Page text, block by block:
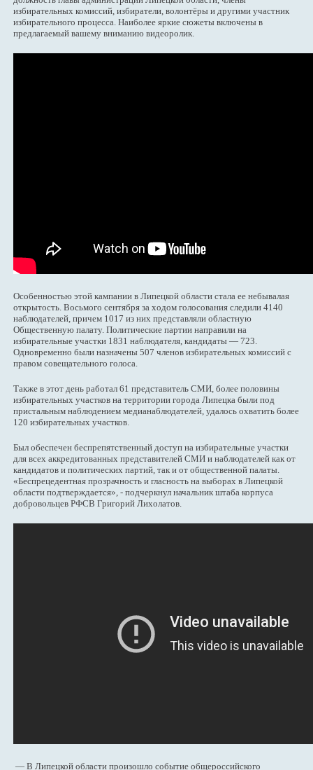
избирательных комиссий, избиратели, волонтёры и другими участник
избирательного процесса. Наиболее яркие сюжеты включены в
предлагаемый вашему вниманию видеоролик.
Особенностью этой кампании в Липецкой области стала ее небывалая
открытость. Восьмого сентября за ходом голосования следили 4140
наблюдателей, причем 1017 из них представляли областную
Общественную палату. Политические партии направили на
избирательные участки 1831 наблюдателя, кандидаты — 723.
Одновременно были назначены 507 членов избирательных комиссий с
правом совещательного голоса.
Также в этот день работал 61 представитель СМИ, более половины
избирательных участков на территории города Липецка были под
пристальным наблюдением медианаблюдателей, удалось охватить более
120 избирательных участков.
Был обеспечен беспрепятственный доступ на избирательные участки
для всех аккредитованных представителей СМИ и наблюдателей как от
кандидатов и политических партий, так и от общественной палаты.
«Беспрецедентная прозрачность и гласность на выборах в Липецкой
области подтверждается», - подчеркнул начальник штаба корпуса
добровольцев РФСВ Григорий Лихолатов.
— В Липецкой области произошло событие общероссийского